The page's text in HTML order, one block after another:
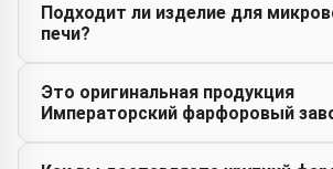
Подходит ли изделие для
печи?
Это оригинальная продукция
Императорский фарфоровый